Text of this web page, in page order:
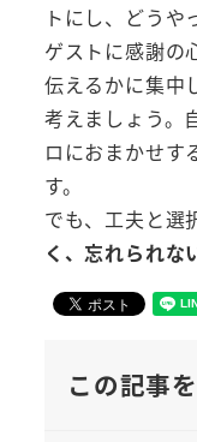
トにし、どうや
ゲストに感謝の
伝えるかに集中
考えましょう。
ロにおまかせす
す。
でも、工夫と選
く、忘れられな
この記事